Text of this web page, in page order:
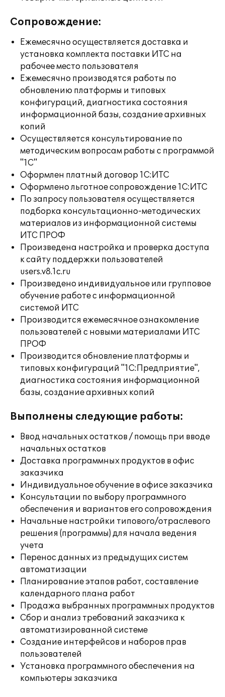
Сопровождение:
Ежемесячно осуществляется доставка и
установка комплекта поставки ИТС на
рабочее место пользователя
Ежемесячно производятся работы по
обновлению платформы и типовых
конфигураций, диагностика состояния
информационной базы, создание архивных
копий
Осуществляется консультирование по
методическим вопросам работы с программой
"1С"
Оформлен платный договор 1С:ИТС
Оформлено льготное сопровождение 1С:ИТС
По запросу пользователя осуществляется
подборка консультационно-методических
материалов из информационной системы
ИТС ПРОФ
Произведена настройка и проверка доступа
к сайту поддержки пользователей
users.v8.1c.ru
Произведено индивидуальное или групповое
обучение работе с информационной
системой ИТС
Производится ежемесячное ознакомление
пользователей с новыми материалами ИТС
ПРОФ
Производится обновление платформы и
типовых конфигураций "1С:Предприятие",
диагностика состояния информационной
базы, создание архивных копий
Выполнены следующие работы:
Ввод начальных остатков / помощь при вводе
начальных остатков
Доставка программных продуктов в офис
заказчика
Индивидуальное обучение в офисе заказчика
Консультации по выбору программного
обеспечения и вариантов его сопровождения
Начальные настройки типового/отраслевого
решения (программы) для начала ведения
учета
Перенос данных из предыдущих систем
автоматизации
Планирование этапов работ, составление
календарного плана работ
Продажа выбранных программных продуктов
Сбор и анализ требований заказчика к
автоматизированной системе
Создание интерфейсов и наборов прав
пользователей
Установка программного обеспечения на
компьютеры заказчика